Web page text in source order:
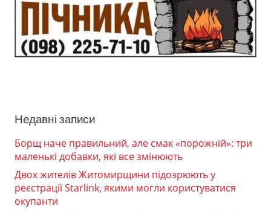
Недавні записи
Борщ наче правильний, але смак «порожній»: три
маленькі добавки, які все змінюють
Двох жителів Житомирщини підозрюють у
реєстрації Starlink, якими могли користуватися
окупанти